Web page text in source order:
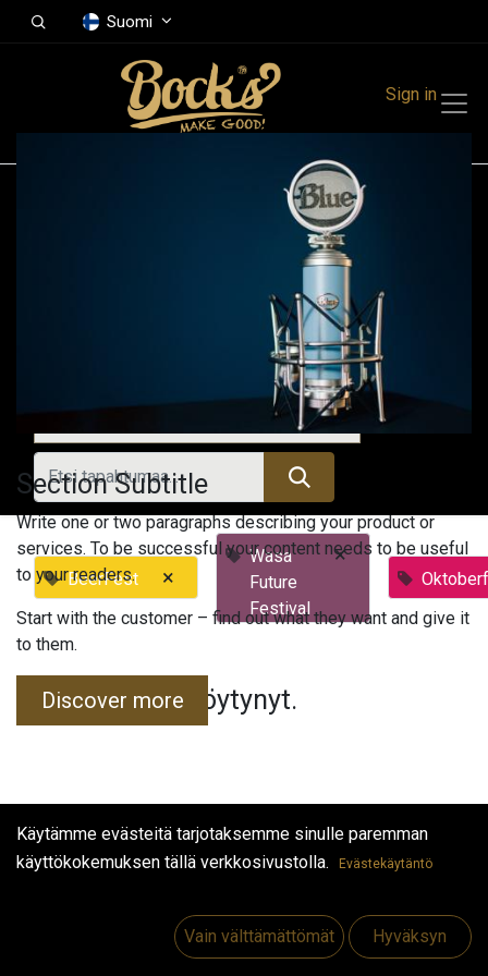
Suomi
Sign in
Menneet tapahtumat
BeerFest ×
Wasa
Future
Festival
×
Tapahtumia ei löytynyt.
Hyödyllisiä linkkejä
Section Subtitle
Write one or two paragraphs describing your product or
services. To be successful your content needs to be useful
to your readers.
Start with the customer – find out what they want and give it
to them.
Discover more
Käytämme evästeitä tarjotaksemme sinulle paremman
käyttökokemuksen tällä verkkosivustolla.
Evästekäytäntö
Vain välttämättömät Hyväksyn